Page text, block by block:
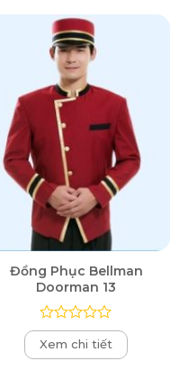
sao
Đồng Phục Bellman
Doorman 13
Được
xếp
hạng
Xem chi tiết